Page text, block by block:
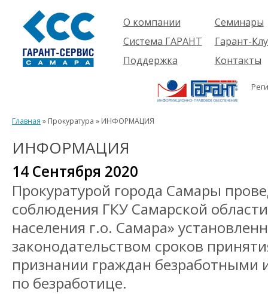
О компании
Компания
Проекты
Партнеры
Вакансии
Реквизиты
Информация
Система ГАРАНТ
О системе
решения
Комплекты
Новинки
Поддержка
Пользователям
Будущим
пользователям
Семинары
Об услуге
семинары
Гарант-
Контакты
Главная » Прокуратура » ИНФОРМАЦИЯ
ИНФОРМАЦИЯ
14 Сентября 2020
Прокуратурой города Самары
соблюдения ГКУ Самарской
населения г.о. Самара»
законодательством сроков
признании граждан безработными
по безработице.